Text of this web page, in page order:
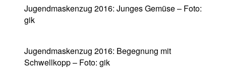
Jugendmaskenzug 2016: Junges Gemüse – Foto:
gik
Jugendmaskenzug 2016: Begegnung mit
Schwellkopp – Foto: gik